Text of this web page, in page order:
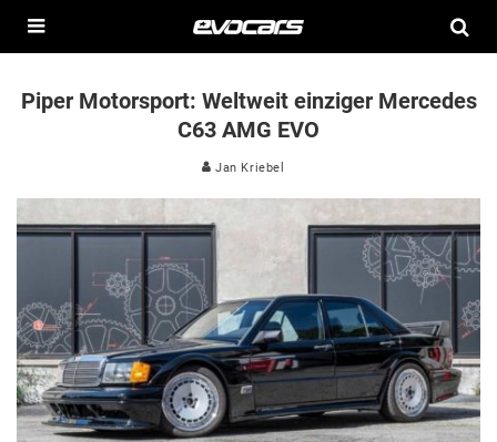
Piper Motorsport: Weltweit einziger Mercedes
C63 AMG EVO
Jan Kriebel